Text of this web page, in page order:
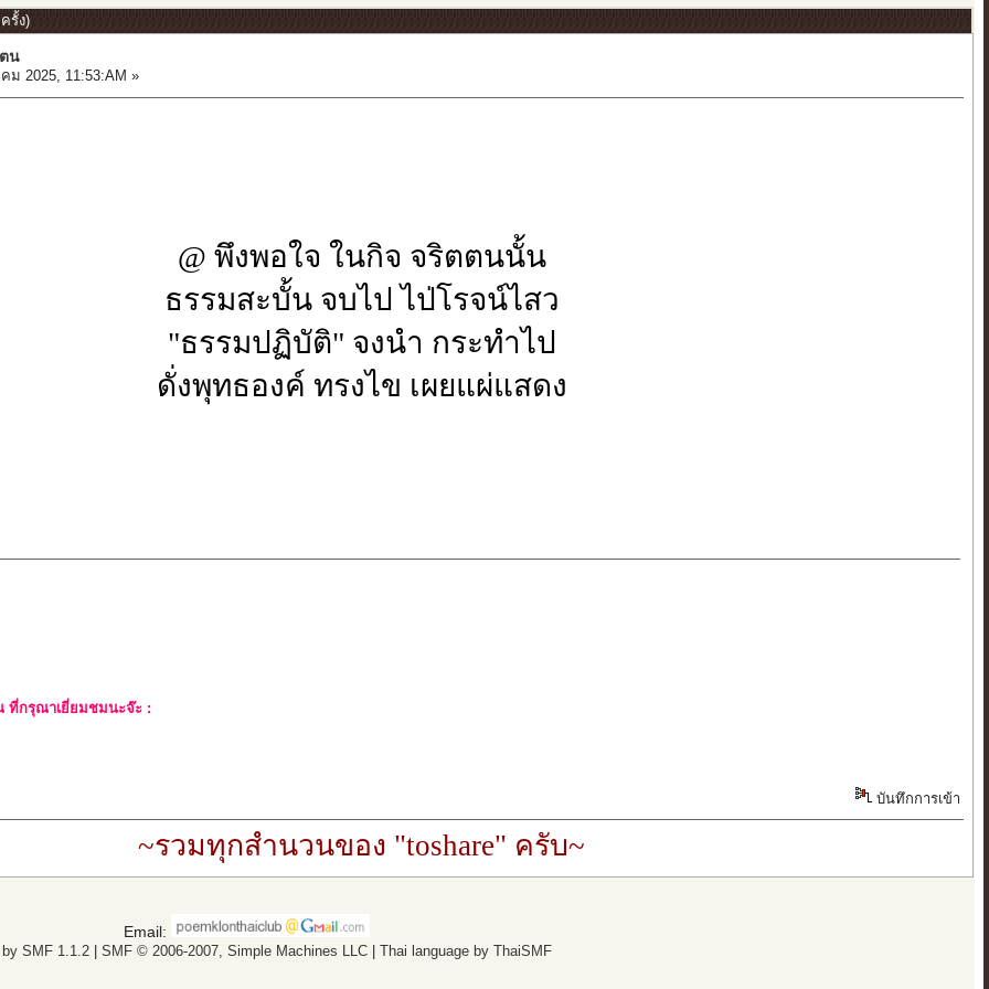
รั้ง)
น
ม 2025, 11:53:AM »
@ พึงพอใจ ในกิจ จริตตนนั้น
ธรรมสะบั้น จบไป ไป่โรจน์ไสว
"ธรรมปฏิบัติ" จงนำ กระทำไป
ดั่งพุทธองค์ ทรงไข เผยแผ่แสดง
ที่กรุณาเยี่ยมชมนะจ๊ะ :
บันทึกการเข้า
~รวมทุกสำนวนของ "toshare" ครับ~
Email:
SMF 1.1.2| SMF © 2006-2007, Simple Machines LLC| Thai language by ThaiSMF